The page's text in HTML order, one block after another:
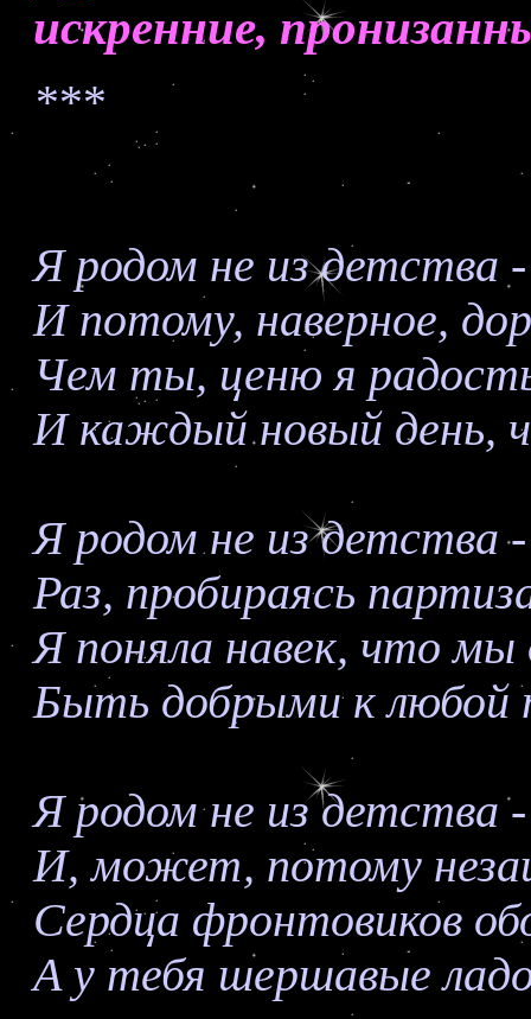
искренние,
***
Я родом не из детства
И потому, наверное,
Чем ты, ценю я
И каждый новый день,
Я родом не из детства
Раз, пробираясь
Я поняла навек, что
Быть добрыми к любой
Я родом не из детства
И, может, потому
Сердца фронтовиков
А у тебя шершавые